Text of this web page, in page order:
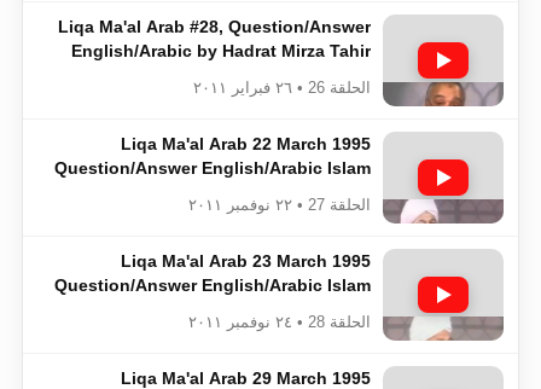
Liqa Ma'al Arab #28, Question/Answer
English/Arabic by Hadrat Mirza Tahir
الحلقة 26 • ٢٦ فبراير ٢٠١١
Liqa Ma'al Arab 22 March 1995
Question/Answer English/Arabic Islam
الحلقة 27 • ٢٢ نوفمبر ٢٠١١
Liqa Ma'al Arab 23 March 1995
Question/Answer English/Arabic Islam
الحلقة 28 • ٢٤ نوفمبر ٢٠١١
Liqa Ma'al Arab 29 March 1995